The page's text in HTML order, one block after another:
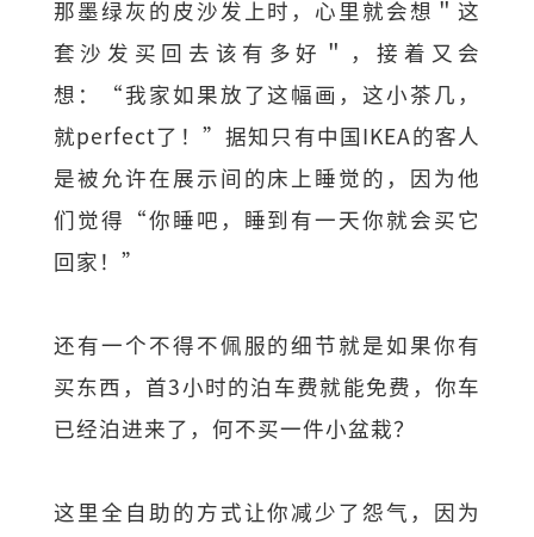
那墨绿灰的皮沙发上时，心里就会想＂这
套沙发买回去该有多好＂，接着又会
想：“我家如果放了这幅画，这小茶几，
就perfect了！”据知只有中国IKEA的客人
是被允许在展示间的床上睡觉的，因为他
们觉得“你睡吧，睡到有一天你就会买它
回家！”
还有一个不得不佩服的细节就是如果你有
买东西，首3小时的泊车费就能免费，你车
已经泊进来了，何不买一件小盆栽？
这里全自助的方式让你减少了怨气，因为